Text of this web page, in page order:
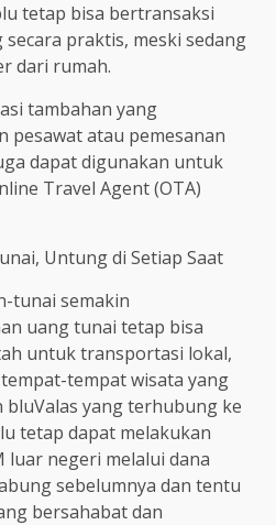
tetap bisa bertransaksi
praktis, meski sedang
dari rumah.
tambahan yang
pesawat atau pemesanan
dapat digunakan untuk
Travel Agent (OTA)
Untung di Setiap Saat
tunai semakin
uang tunai tetap bisa
untuk transportasi lokal,
tempat wisata yang
bluValas yang terhubung ke
tetap dapat melakukan
luar negeri melalui dana
sebelumnya dan tentu
bersahabat dan